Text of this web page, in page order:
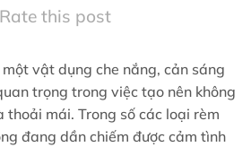
Rate this post
vật dụng che nắng, cản sáng
trọng trong việc tạo nên không
mái. Trong số các loại rèm
đang dần chiếm được cảm tình